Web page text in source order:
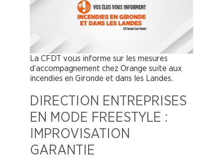
La CFDT vous informe sur les mesures
d’accompagnement chez Orange suite aux
incendies en Gironde et dans les Landes.
DIRECTION ENTREPRISES
EN MODE FREESTYLE :
IMPROVISATION
GARANTIE